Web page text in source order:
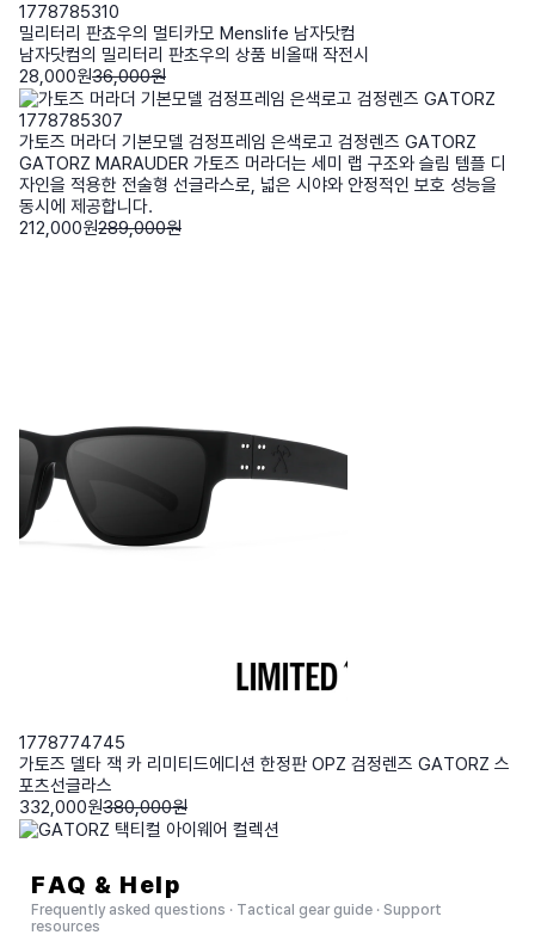
1778785310
밀리터리 판쵸우의 멀티카모 Menslife 남자닷컴
남자닷컴의 밀리터리 판초우의 상품 비올때 작전시
28,000원36,000원
1778785307
가토즈 머라더 기본모델 검정프레임 은색로고 검정렌즈 GATORZ
GATORZ MARAUDER 가토즈 머라더는 세미 랩 구조와 슬림 템플 디
자인을 적용한 전술형 선글라스로, 넓은 시야와 안정적인 보호 성능을
동시에 제공합니다.
212,000원289,000원
1778774745
가토즈 델타 잭 카 리미티드에디션 한정판 OPZ 검정렌즈 GATORZ 스
포츠선글라스
332,000원380,000원
FAQ & Help
Frequently asked questions · Tactical gear guide · Support
resources